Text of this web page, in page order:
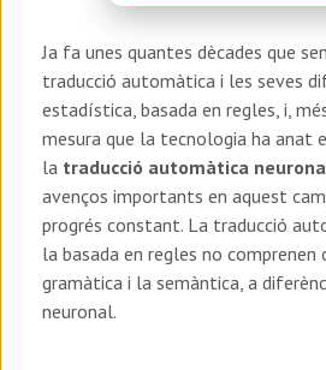
Ja fa unes quantes dècades que
traducció automàtica i les seves
estadística, basada en regles, i,
mesura que la tecnologia ha anat
la traducció automàtica
avenços importants en aquest
progrés constant. La traducció
la basada en regles no
gramàtica i la semàntica, a
neuronal.